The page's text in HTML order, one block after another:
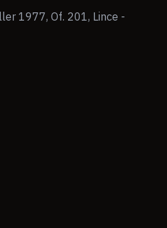
1977, Of. 201, Lince -